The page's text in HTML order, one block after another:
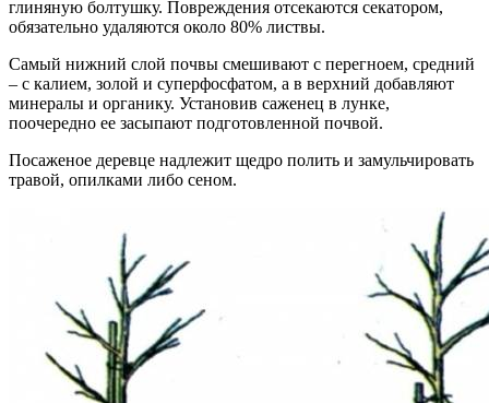
глиняную болтушку. Повреждения отсекаются секатором,
обязательно удаляются около 80% листвы.
Самый нижний слой почвы смешивают с перегноем, средний
– с калием, золой и суперфосфатом, а в верхний добавляют
минералы и органику. Установив саженец в лунке,
поочередно ее засыпают подготовленной почвой.
Посаженое деревце надлежит щедро полить и замульчировать
травой, опилками либо сеном.